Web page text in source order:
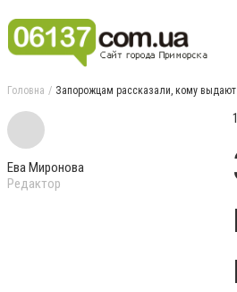
Головна Запорожцам рассказали, кому выдают
Ева Миронова
Редактор